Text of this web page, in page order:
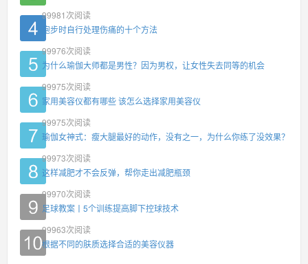
99981 次阅读
跑步时自行处理伤痛的十个方法
99976次阅读
为什么瑜伽大师都是男性？因为男权，让女性失去同等的机会
99975次阅读
家用美容仪都有哪些 该怎么选择家用美容仪
99975次阅读
瑜伽女神式：瘦大腿最好的动作，没有之一，为什么你练了没效果？
99973次阅读
这样减肥才不会反弹，帮你走出减肥瓶颈
99970次阅读
足球教案丨5个训练提高脚下控球技术
99963次阅读
根据不同的肤质选择合适的美容仪器